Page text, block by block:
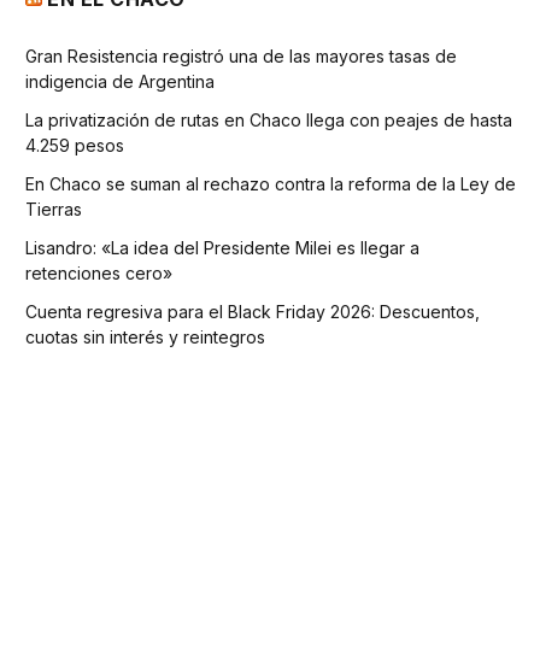
Gran Resistencia registró una de las mayores tasas de
indigencia de Argentina
La privatización de rutas en Chaco llega con peajes de hasta
4.259 pesos
En Chaco se suman al rechazo contra la reforma de la Ley de
Tierras
Lisandro: «La idea del Presidente Milei es llegar a
retenciones cero»
Cuenta regresiva para el Black Friday 2026: Descuentos,
cuotas sin interés y reintegros